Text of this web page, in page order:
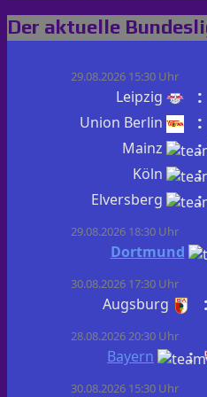
Der aktuelle
29.08.2026 15:30 Uhr
Leipzig :
Union Berlin
:
Mainz
:
Köln
:
Elversberg
:
29.08.2026 18:30 Uhr
Dortmund
30.08.2026 17:30 Uhr
Augsburg :
28.08.2026 20:30 Uhr
Bayern :
30.08.2026 15:30 Uhr